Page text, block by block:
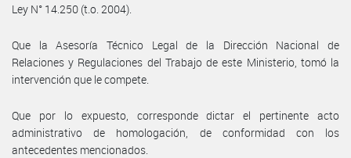
Ley N° 14.250 (t.o. 2004).
Que la Asesoría Técnico Legal de la Dirección Nacional de
Relaciones y Regulaciones del Trabajo de este Ministerio, tomó la
intervención que le compete.
Que por lo expuesto, corresponde dictar el pertinente acto
administrativo de homologación, de conformidad con los
antecedentes mencionados.